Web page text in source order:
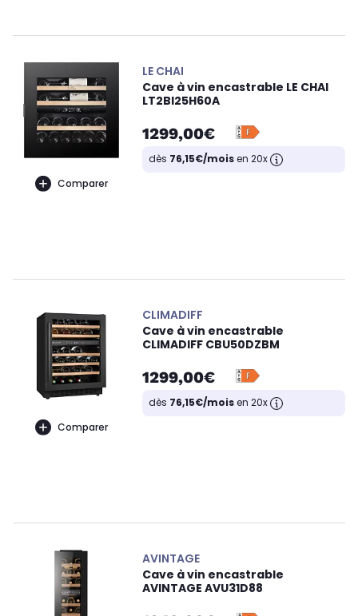
Comparer
LE CHAI
Cave à vin encastrable LE CHAI
LT2BI25H60A
1299,00€
dès 76,15€/moisen 20x
Comparer
CLIMADIFF
Cave à vin encastrable
CLIMADIFF CBU50DZBM
1299,00€
dès 76,15€/moisen 20x
AVINTAGE
Cave à vin encastrable
AVINTAGE AVU31D88